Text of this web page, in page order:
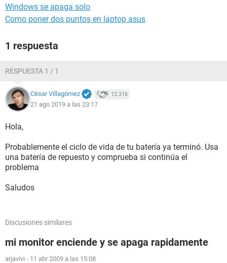
Windows se apaga solo
Como poner dos puntos en laptop asus
1 respuesta
RESPUESTA 1 / 1
César Villagómez 12.316
21 ago 2019 a las 23:17
Hola,
Probablemente el ciclo de vida de tu batería ya terminó. Usa
una batería de repuesto y comprueba si continúa el
problema
Saludos
Discusiones similares
mi monitor enciende y se apaga rapidamente
arjavivi - 11 abr 2009 a las 15:08